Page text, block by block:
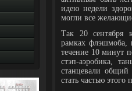
идею недели
могли все
Так 20 сентября
рамках флэшмоба,
течение 10 минут
стэп-аэробика,
станцевали
стать частью